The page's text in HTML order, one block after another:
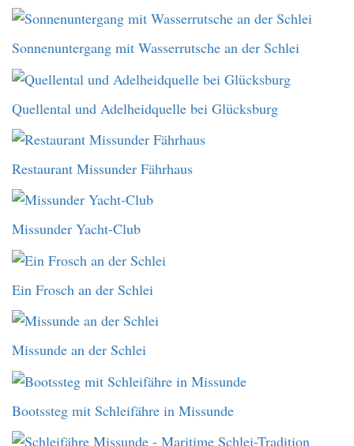
Sonnenuntergang mit Wasserrutsche an der Schlei
Quellental und Adelheidquelle bei Glücksburg
Restaurant Missunder Fährhaus
Missunder Yacht-Club
Ein Frosch an der Schlei
Missunde an der Schlei
Bootssteg mit Schleifähre in Missunde